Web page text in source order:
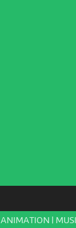
ANIMATION |